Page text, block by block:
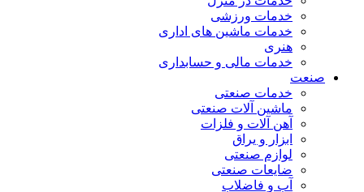
خدمات ورزشی
خدمات ماشین های اداری
هنری
خدمات مالی و حسابداری
صنعت
خدمات صنعتی
ماشین آلات صنعتی
آهن آلات و فلزات
ابزار و یراق
لوازم صنعتی
ضایعات صنعتی
آب و فاضلاب